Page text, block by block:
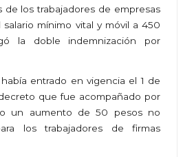
de los trabajadores de empresas
salario mínimo vital y móvil a 450
la doble indemnización por
entrado en vigencia el 1 de
que fue acompañado por
un aumento de 50 pesos no
los trabajadores de firmas